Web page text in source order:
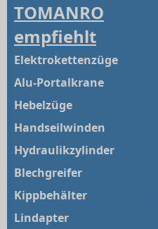
TOMANRO
empfiehlt
Elektrokettenzüge
Alu-Portalkrane
Hebelzüge
Handseilwinden
Hydraulikzylinder
Blechgreifer
Kippbehälter
Lindapter